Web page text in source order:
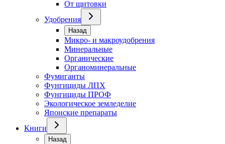
От щитовки
Удобрения
Назад
Микро- и макроудобрения
Минеральные
Органические
Органоминеральные
Фумиганты
Фунгициды ЛПХ
Фунгициды ПРОФ
Экологическое земледелие
Японские препараты
Книги
Назад